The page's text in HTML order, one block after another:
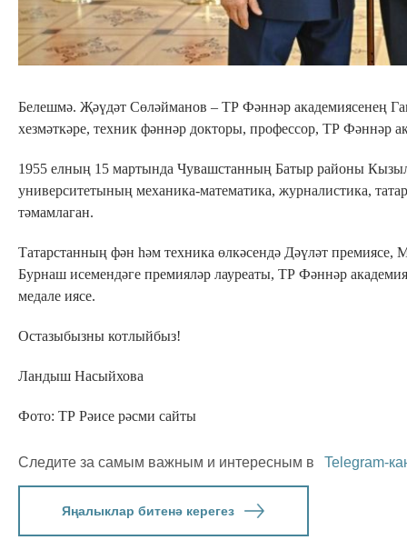
Белешмә. Җәүдәт Сөләйманов – ТР Фәннәр академиясенең
хезмәткәре, техник фәннәр докторы, профессор, ТР Фәннәр
1955 елның 15 мартында Чувашстанның Батыр районы
университетының механика-математика, журналистика,
тәмамлаган.
Татарстанның фән һәм техника өлкәсендә Дәүләт
Бурнаш исемендәге премияләр лауреаты, ТР Фәннәр
медале иясе.
Остазыбызны котлыйбыз!
Ландыш Насыйхова
Фото: ТР Рәисе рәсми сайты
Следите за самым важным и интересным в Telegram-
Яңалыклар битенә керегез